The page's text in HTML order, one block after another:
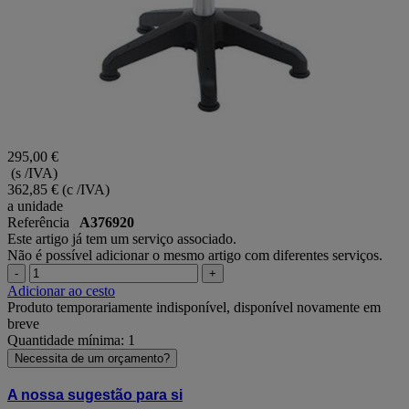
295,00 €
(s /IVA)
362,85 € (c /IVA)
a unidade
Referência A376920
Este artigo já tem um serviço associado.
Não é possível adicionar o mesmo artigo com diferentes serviços.
- +
Adicionar ao cesto
Produto temporariamente indisponível, disponível novamente em
breve
Quantidade mínima: 1
Necessita de um orçamento?
A nossa sugestão para si